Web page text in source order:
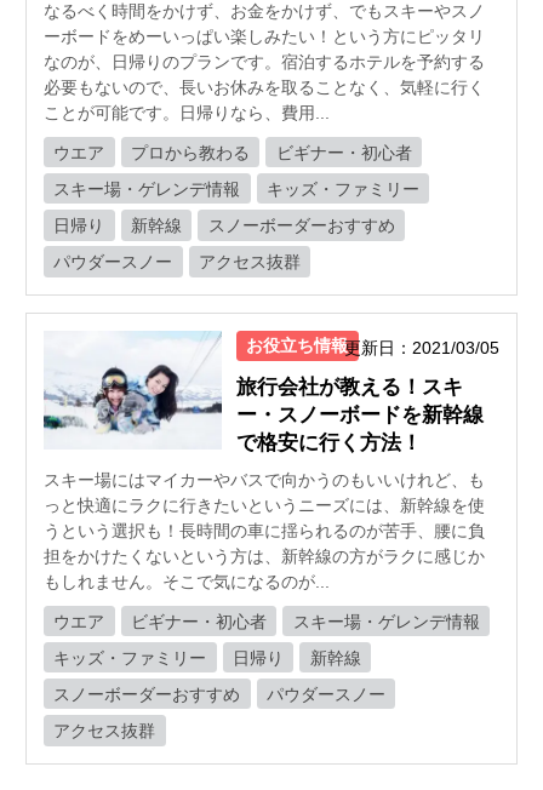
なるべく時間をかけず、お金をかけず、でもスキーやスノ
ーボードをめーいっぱい楽しみたい！という方にピッタリ
なのが、日帰りのプランです。宿泊するホテルを予約する
必要もないので、長いお休みを取ることなく、気軽に行く
ことが可能です。日帰りなら、費用...
ウエア プロから教わる
ビギナー・初心者
スキー場・ゲレンデ情報
キッズ・ファミリー
日帰り
新幹線
スノーボーダーおすすめ
パウダースノー
アクセス抜群
お役立ち情報更新日：2021/03/05
旅行会社が教える！スキ
ー・スノーボードを新幹線
で格安に行く方法！
スキー場にはマイカーやバスで向かうのもいいけれど、も
っと快適にラクに行きたいというニーズには、新幹線を使
うという選択も！長時間の車に揺られるのが苦手、腰に負
担をかけたくないという方は、新幹線の方がラクに感じか
もしれません。そこで気になるのが...
ウエア ビギナー・初心者
スキー場・ゲレンデ情報
キッズ・ファミリー
日帰り
新幹線
スノーボーダーおすすめ
パウダースノー
アクセス抜群